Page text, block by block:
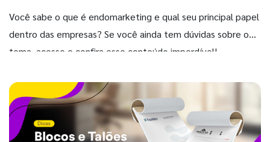
Você sabe o que é endomarketing e qual seu principal papel
dentro das empresas? Se você ainda tem dúvidas sobre o
tema, acesse e confira esse conteúdo imperdível!